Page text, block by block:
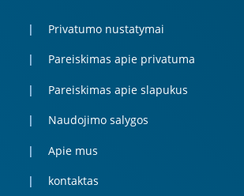
Privatumo nustatymai
Pareiskimas apie privatuma
Pareiskimas apie slapukus
Naudojimo salygos
Apie mus
kontaktas